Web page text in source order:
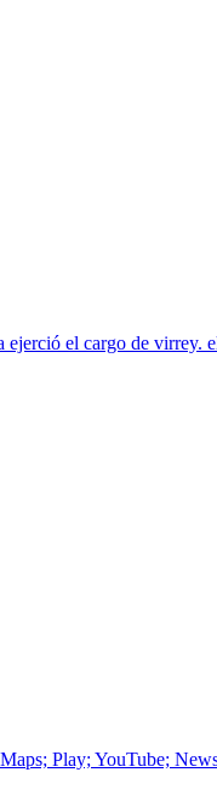
el cargo de virrey.
Play; YouTube;